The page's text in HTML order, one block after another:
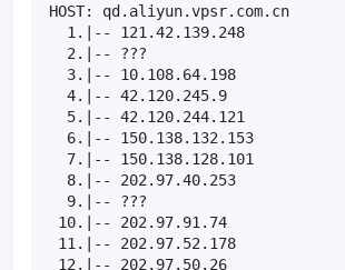
HOST: qd.aliyun.vpsr.com.cn
1.|-- 121.42.139.248
2.|-- ???
3.|-- 10.108.64.198
4.|-- 42.120.245.9
5.|-- 42.120.244.121
6.|-- 150.138.132.153
7.|-- 150.138.128.101
8.|-- 202.97.40.253
9.|-- ???
10.|-- 202.97.91.74
11.|-- 202.97.52.178
12.|-- 202.97.50.26